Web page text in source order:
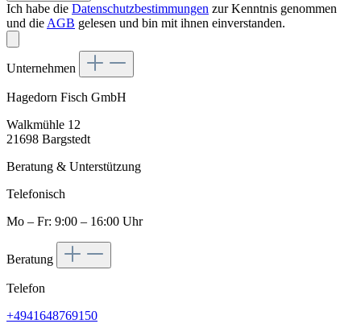
Ich habe die Datenschutzbestimmungen zur Kenntnis genommen
und die AGB gelesen und bin mit ihnen einverstanden.
Unternehmen
Hagedorn Fisch GmbH
Walkmühle 12
21698 Bargstedt
Beratung & Unterstützung
Telefonisch
Mo – Fr: 9:00 – 16:00 Uhr
Beratung
Telefon
+4941648769150